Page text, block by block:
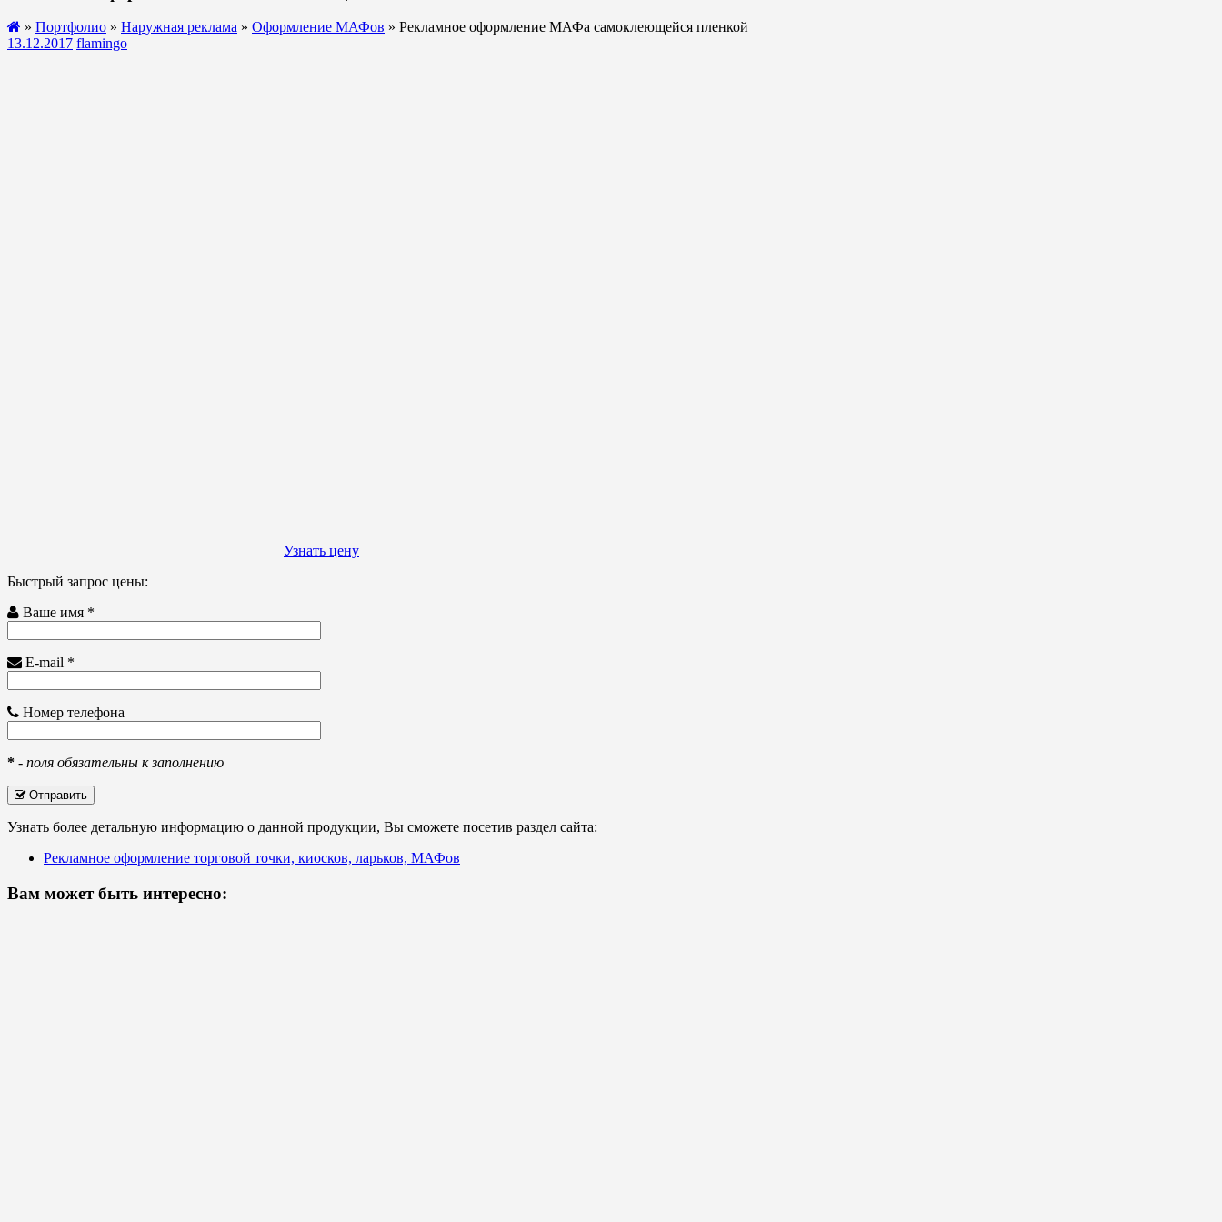
» Портфолио » Наружная реклама » Оформление МАФов » Рекламное оформление МАФа самоклеющейся пленкой
13.12.2017 flamingo
Узнать цену
Быстрый запрос цены:
Ваше имя *
E-mail *
Номер телефона
* - поля обязательны к заполнению
Отправить
Узнать более детальную информацию о данной продукции, Вы сможете посетив раздел сайта:
Рекламное оформление торговой точки, киосков, ларьков, МАФов
Вам может быть интересно: